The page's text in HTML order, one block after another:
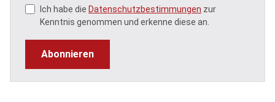
Ich habe die Datenschutzbestimmungen zur
Kenntnis genommen und erkenne diese an.
Abonnieren